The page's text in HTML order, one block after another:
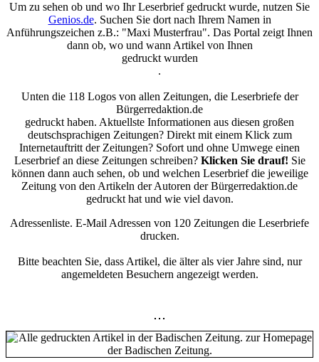
Um zu sehen ob und wo Ihr Leserbrief gedruckt wurde, nutzen Sie
Genios.de. Suchen Sie dort nach Ihrem Namen in
Anführungszeichen z.B.: "Maxi Musterfrau". Das Portal zeigt Ihnen
dann ob, wo und wann Artikel von Ihnen
gedruckt wurden
.
Unten die 118 Logos von allen Zeitungen, die Leserbriefe der
Bürgerredaktion.de
gedruckt haben. Aktuellste Informationen aus diesen großen
deutschsprachigen Zeitungen? Direkt mit einem Klick zum
Internetauftritt der Zeitungen? Sofort und ohne Umwege einen
Leserbrief an diese Zeitungen schreiben? Klicken Sie drauf! Sie
können dann auch sehen, ob und welchen Leserbrief die jeweilige
Zeitung von den Artikeln der Autoren der Bürgerredaktion.de
gedruckt hat und wie viel davon.
Adressenliste. E-Mail Adressen von 120 Zeitungen die Leserbriefe
drucken.
Bitte beachten Sie, dass Artikel, die älter als vier Jahre sind, nur
angemeldeten Besuchern angezeigt werden.